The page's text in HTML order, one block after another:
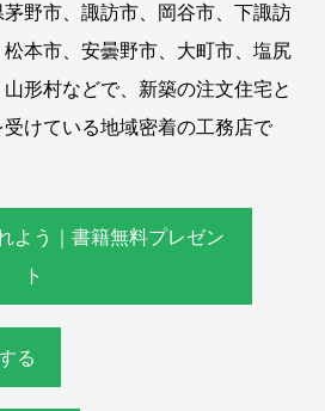
野市、諏訪市、岡谷市、下諏訪
本市、安曇野市、大町市、塩尻
形村などで、新築の注文住宅と
けている地域密着の工務店で
よう｜書籍無料プレゼン
ト
る